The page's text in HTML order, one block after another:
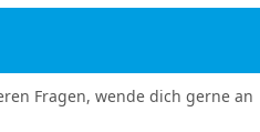
Fragen, wende dich gerne an